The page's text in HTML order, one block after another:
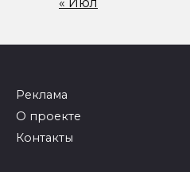
« Июл
Реклама
О проекте
Контакты